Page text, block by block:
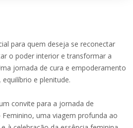
para quem deseja se reconectar
o poder interior e transformar a
jornada de cura e empoderamento
e plenitude.
convite para a jornada de
uma viagem profunda ao